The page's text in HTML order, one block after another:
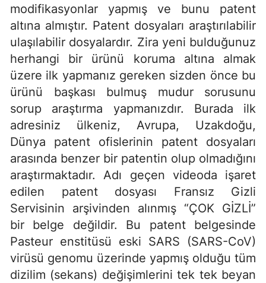
modifikasyonlar yapmış ve bunu patent
altına almıştır. Patent dosyaları araştırılabilir
ulaşılabilir dosyalardır. Zira yeni bulduğunuz
herhangi bir ürünü koruma altına almak
üzere ilk yapmanız gereken sizden önce bu
ürünü başkası bulmuş mudur sorusunu
sorup araştırma yapmanızdır. Burada ilk
adresiniz ülkeniz, Avrupa, Uzakdoğu,
Dünya patent ofislerinin patent dosyaları
arasında benzer bir patentin olup olmadığını
araştırmaktadır. Adı geçen videoda işaret
edilen patent dosyası Fransız Gizli
Servisinin arşivinden alınmış “ÇOK GİZLİ”
bir belge değildir. Bu patent belgesinde
Pasteur enstitüsü eski SARS (SARS-CoV)
virüsü genomu üzerinde yapmış olduğu tüm
dizilim (sekans) değişimlerini tek tek beyan